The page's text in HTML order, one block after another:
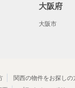
大阪府
大阪市
関西の物件をお探しの